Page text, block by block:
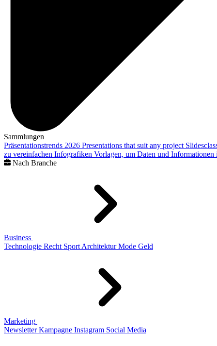
Sammlungen
Präsentationstrends 2026 Presentations that suit any project
zu vereinfachen Infografiken Vorlagen, um Daten und
Nach Branche
Business
Technologie Recht Sport Architektur Mode Geld
Marketing
Newsletter Kampagne Instagram Social Media